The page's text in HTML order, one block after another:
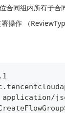
合同组内所有子合
操作 （
application/